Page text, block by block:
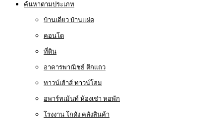
ค้นหาตามประเภท
บ้านเดี่ยว บ้านแฝด
คอนโด
ที่ดิน
อาคารพาณิชย์ ตึกแถว
ทาวน์เฮ้าส์ ทาวน์โฮม
อพาร์ทเม้นท์ ห้องเช่า หอพัก
โรงงาน โกดัง คลังสินค้า